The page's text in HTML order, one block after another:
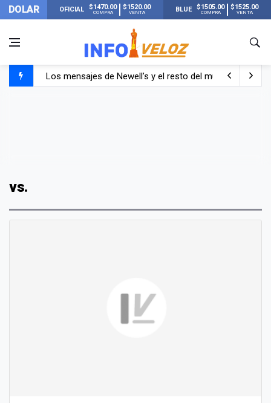
DOLAR OFICIAL $1470.00
COMPRA
$1520.00
VENTA BLUE $1505.00
COMPRA
$1525.00
VENTA
Los mensajes de Newell’s y el resto del mundo del
vs.